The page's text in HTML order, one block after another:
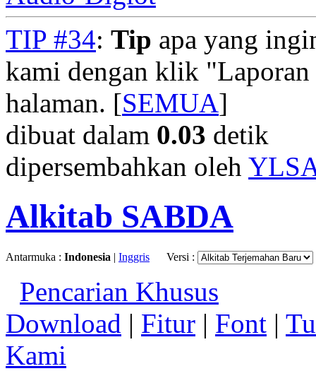
TIP #34: Tip apa yang
kami dengan klik "Laporan
halaman. [SEMUA]
dibuat dalam 0.03 detik
dipersembahkan oleh
Alkitab SABDA
Antarmuka : Indonesia | Inggris Versi :
Pencarian Khusus
Download | Fitur | Font |
Kami